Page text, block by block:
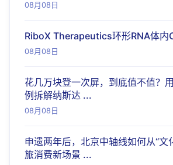
08月08日
RiboX Therapeutics环形RNA体内
08月08日
花几万块登一次屏，到底值不值？
例拆解纳斯达 ...
08月08日
申遗两年后，北京中轴线如何从“文
旅消费新场景 ...